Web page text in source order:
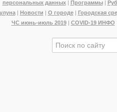
персональных данных| Программы|
| Новости | О городе| Городская
ЧС июнь-июль 2019| COVID-19 ИНФО